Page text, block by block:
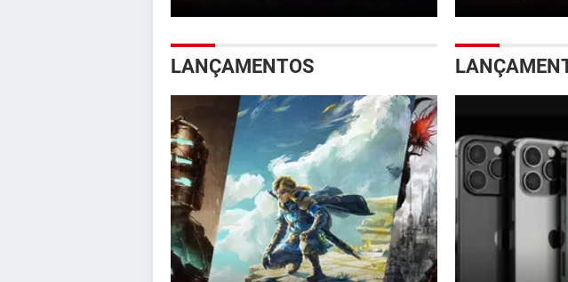
LANÇAMENTOS